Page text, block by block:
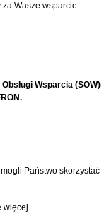
za Wasze wsparcie.
Wsparcia (SOW)
Państwo skorzystać
więcej.